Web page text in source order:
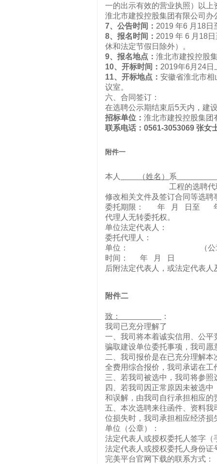
一的出示有效的营业执照）以
淮北市建投控股集团有限公司办
7、公告时间： 2019 年6 月18日
8、报名时间： 2019 年 6 月18
休和法定节假日除外）。
9、报名地点： 淮北市建投控股
10、开标时间： 2019年6月24日
11、开标地点： 安徽省淮北市
议室。
六、合同签订：
在选聘公示期结束后5天内，建
招标单位： 淮北市建投控股集团
联系电话：0561-3053069 张女
附件一
本人 （姓名） 系
工程的选聘代理人，全权
修改相关文件及签订合同等选
委托期限： 年 月 日至
代理人无转委托权。
单位法定代表人：
委托代理人： （
单位： （公章
时间： 年 月 日
后附法定代表人，或法定代表
附件二
致：
：
我司已充分理解了 招标
一、我司将本着诚实信用、公
骗取建设单位委托事项，我司
二、我司报价是在已充分理解
全费用综合报价，我司承诺在
三、若我司被选中，我司将参
四、若我司因正常原因未被选
和误解，由我司自行承担相应的
五、本次选聘来往函件、资料
位损失时，我司承担相应经济损
单位（公章
法定代表人或授权委托人签字（
法定代表人或授权委托人身份证
完美平台官网下载的联系方式：